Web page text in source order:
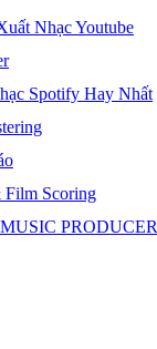
Nhạc Youtube
Spotify Hay Nhất
Scoring
PRODUCER